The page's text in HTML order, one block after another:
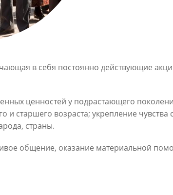
в себя постоянно действующие
ценностей у подрастающего
возраста; укрепление чувства
страны.
общение, оказание материальной